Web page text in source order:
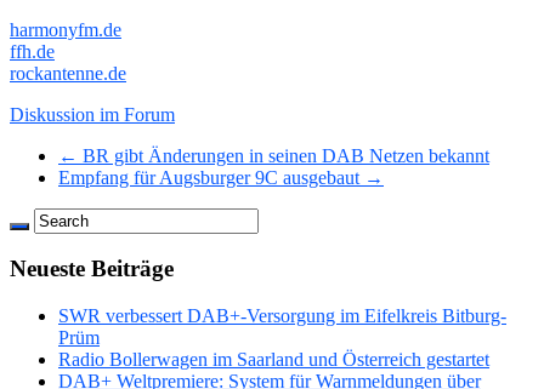
harmonyfm.de
ffh.de
rockantenne.de
Diskussion im Forum
← BR gibt Änderungen in seinen DAB Netzen bekannt
Empfang für Augsburger 9C ausgebaut →
Neueste Beiträge
SWR verbessert DAB+-Versorgung im Eifelkreis Bitburg-
Prüm
Radio Bollerwagen im Saarland und Österreich gestartet
DAB+ Weltpremiere: System für Warnmeldungen über